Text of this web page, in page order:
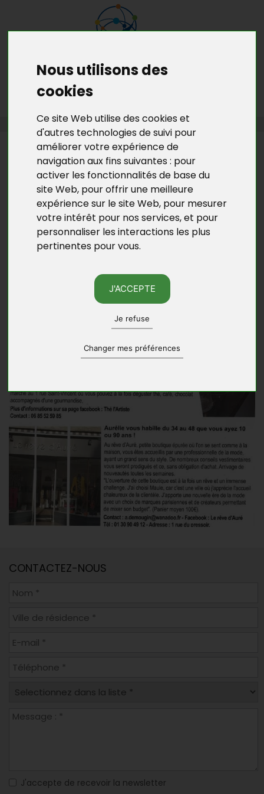
Nous utilisons des
cookies
Ce site Web utilise des cookies et
d'autres technologies de suivi pour
améliorer votre expérience de
navigation aux fins suivantes : pour
activer les fonctionnalités de base du
site Web, pour offrir une meilleure
expérience sur le site Web, pour mesurer
votre intérêt pour nos services,et pour
personnaliser les interactions les plus
pertinentes pour vous.
J'ACCEPTE
Je refuse
Changer mes préférences
MENU
ACCUEIL> L’ACTU DE BGE YVELINES>VU DANS LA PRESSE
L’ACTU DE BGE YVELINES
VU DANS LA PRESSE : LIBÉREZ
VOTRE GOURMANDISE ET VOTRE
CRÉATIVITÉ AU THÉ L'ARTISTE
Maule Contact,Novembre 2018
CONTACTEZ-NOUS
J'accepte de recevoir la newsletter